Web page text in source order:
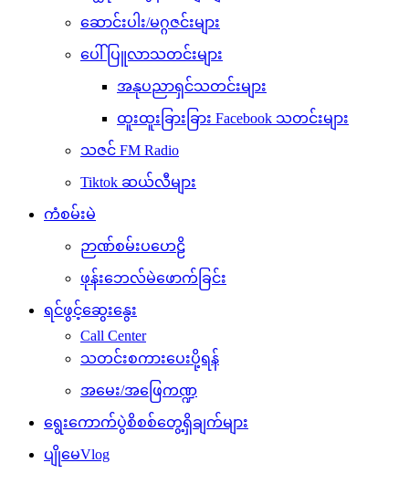
ဆောင်းပါး/မဂ္ဂဇင်းများ
ပေါ်ပြူလာသတင်းများ
အနုပညာရှင်သတင်းများ
ထူးထူးခြားခြား Facebook သတင်းများ
သဇင် FM Radio
Tiktok ဆယ်လီများ
ကံစမ်းမဲ
ဉာဏ်စမ်းပဟေဠိ
ဖုန်းဘေလ်မဲဖောက်ခြင်း
ရင်ဖွင့်ဆွေးနွေး
Call Center
သတင်းစကားပေးပို့ရန်
အမေး/အဖြေကဏ္ဍ
ရွေးကောက်ပွဲစိစစ်တွေ့ရှိချက်များ
ပျိုမေVlog